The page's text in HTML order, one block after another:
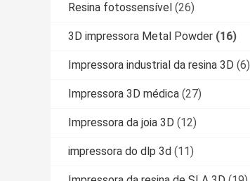
Resina fotossensível (26)
3D impressora Metal Powder (16)
Impressora industrial da resina 3D (6)
Impressora 3D médica (27)
Impressora da joia 3D (12)
impressora do dlp 3d (11)